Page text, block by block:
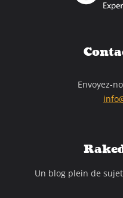
Envoyez-
Un blog plein de